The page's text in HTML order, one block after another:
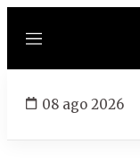
Menú
08 ago 2026